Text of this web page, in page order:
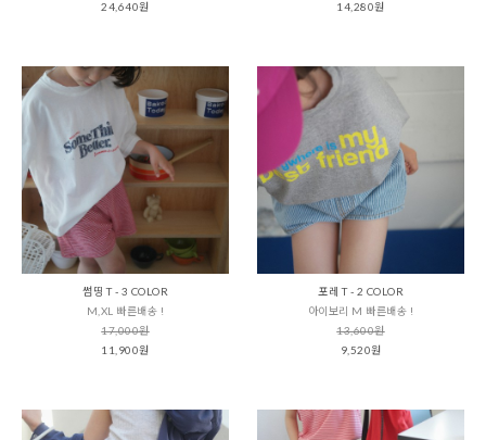
24,640원
14,280원
썸띵 T - 3 COLOR
M,XL 빠른배송 !
17,000원
11,900원
포레 T - 2 COLOR
아이보리 M 빠른배송 !
13,600원
9,520원